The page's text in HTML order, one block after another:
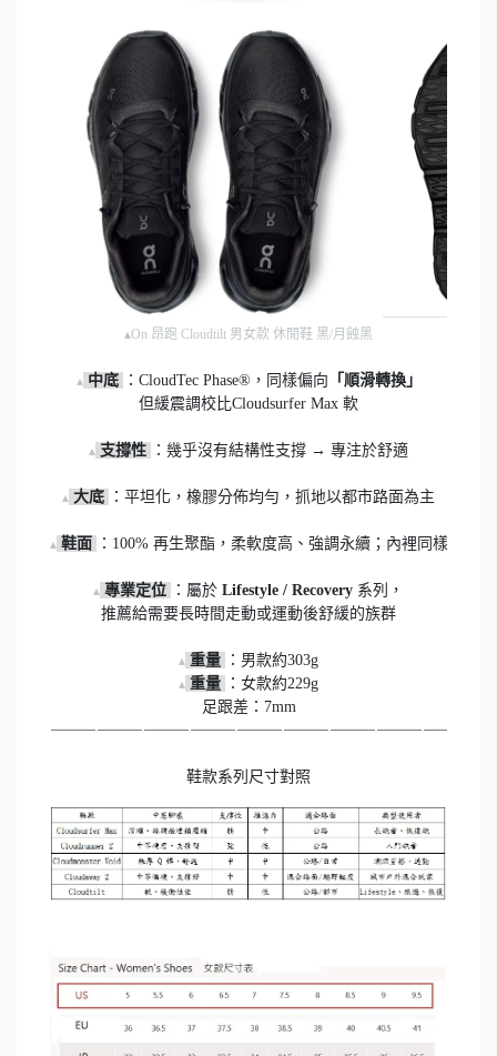
▴On 昂跑 Cloudtilt 男女款 休閒鞋 黑/月蝕黑
▴ 中底 ：CloudTec Phase®，同樣偏向 「順滑轉換」
但緩震調校比Cloudsurfer Max 軟
▴ 支撐性 ：幾乎沒有結構性支撐 → 專注於舒適
▴ 大底 ：平坦化，橡膠分佈均勻，抓地以都市路面為主
▴ 鞋面 ：100% 再生聚酯，柔軟度高、強調永續；內裡同樣使用
▴ 專業定位 ：屬於 Lifestyle / Recovery 系列，
推薦給需要長時間走動或運動後舒緩的族群
▴ 重量
▴ 重量
：女款約229g
足跟差：7mm